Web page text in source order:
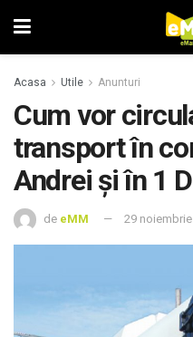
Acasa Utile Anunturi
Cum vor
transport în
Andrei și în 1
de eMM 29